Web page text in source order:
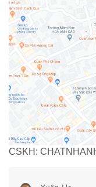
CSKH: